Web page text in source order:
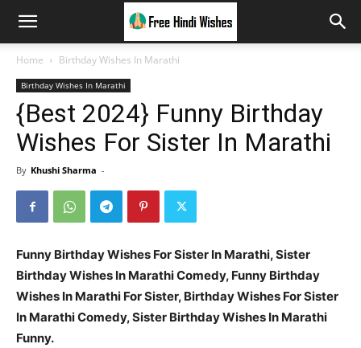
Home Birthday Wishes In Marathi
Birthday Wishes In Marathi
{Best 2024} Funny Birthday
Wishes For Sister In Marathi
By Khushi Sharma -
Funny Birthday Wishes For Sister In Marathi, Sister
Birthday Wishes In Marathi Comedy, Funny Birthday
Wishes In Marathi For Sister, Birthday Wishes For Sister
In Marathi Comedy, Sister Birthday Wishes In Marathi
Funny.